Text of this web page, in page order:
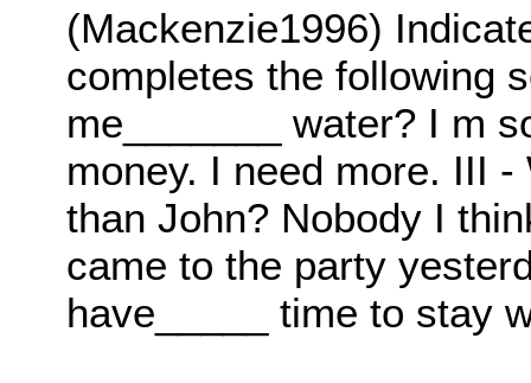
(Mackenzie1996)
completes the following
me_______ water? I m
money. I need more. III
than John? Nobody I
came to the party
have_____ time to stay